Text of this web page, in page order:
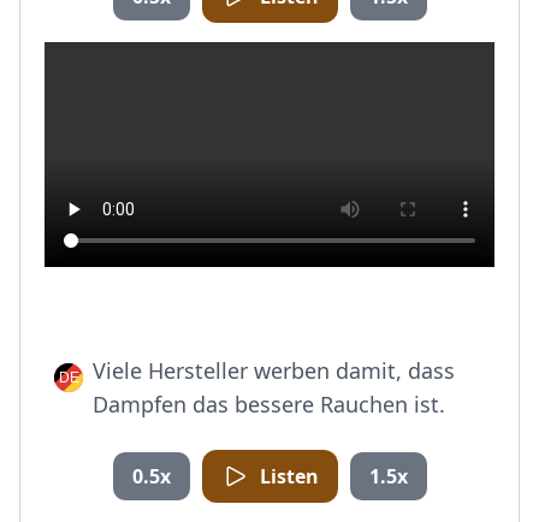
Viele Hersteller werben damit, dass
Dampfen das bessere Rauchen ist.
0.5x Listen 1.5x